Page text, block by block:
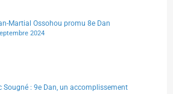
Martial Ossohou promu 8e Dan
2024
Sougné : 9e Dan, un accomplissement